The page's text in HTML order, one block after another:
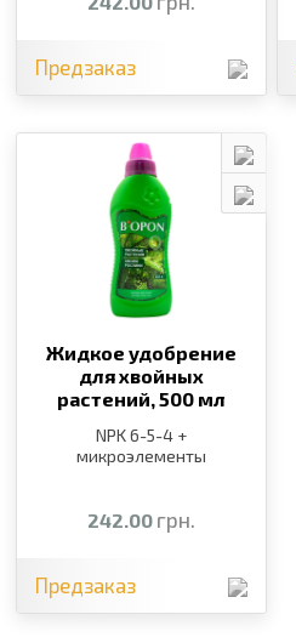
Предзаказ
Жидкое удобрение
для хвойных
растений,500 мл
NPK 6-5-4 +
микроэлементы
242.00 грн.
Предзаказ